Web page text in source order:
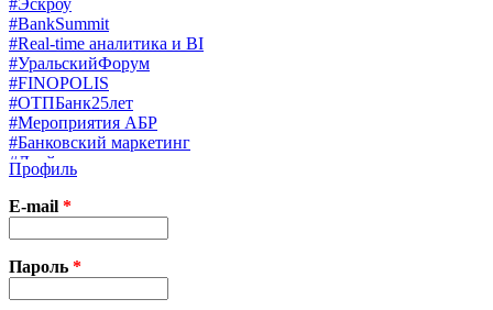
#Эскроу
#BankSummit
#Real-time аналитика и BI
#УральскийФорум
#FINOPOLIS
#ОТПБанк25лет
#Мероприятия АБР
#Банковский маркетинг
#Драйверы страхования
#Финконгресс ЦБ
#PB&WM
#UX/CX
#Экосистемы
X
Профиль
E-mail *
Пароль *